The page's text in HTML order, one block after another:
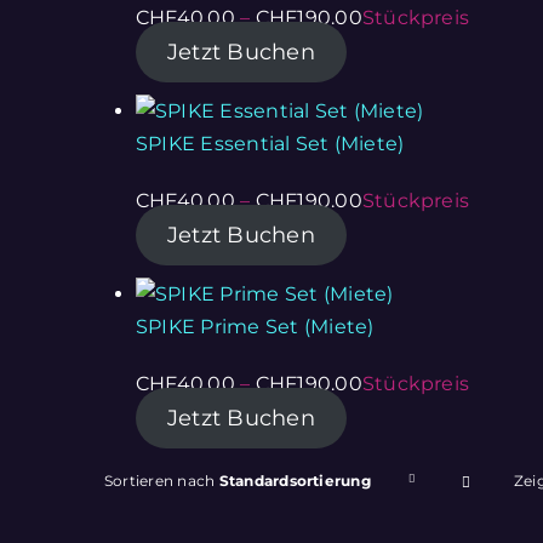
CHF40.00–CHF190.00Stückpreis
Jetzt Buchen
SPIKE Essential Set (Miete)
CHF40.00–CHF190.00Stückpreis
Jetzt Buchen
SPIKE Prime Set (Miete)
CHF40.00–CHF190.00Stückpreis
Jetzt Buchen
Sortieren nach Standardsortierung